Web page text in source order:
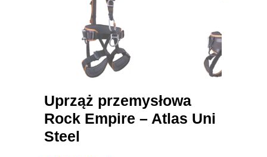
Uprząż przemysłowa
Rock Empire – Atlas Uni
Steel